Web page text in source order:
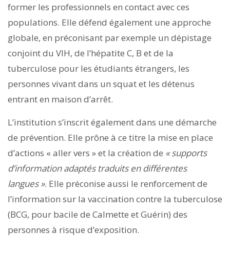
former les professionnels en contact avec ces
populations. Elle défend également une approche
globale, en préconisant par exemple un dépistage
conjoint du VIH, de l’hépatite C, B et de la
tuberculose pour les étudiants étrangers, les
personnes vivant dans un squat et les détenus
entrant en maison d’arrêt.
L’institution s’inscrit également dans une démarche
de prévention. Elle prône à ce titre la mise en place
d’actions « aller vers » et la création de « supports
d’information adaptés traduits en différentes
langues ». Elle préconise aussi le renforcement de
l’information sur la vaccination contre la tuberculose
(BCG, pour bacile de Calmette et Guérin) des
personnes à risque d’exposition.